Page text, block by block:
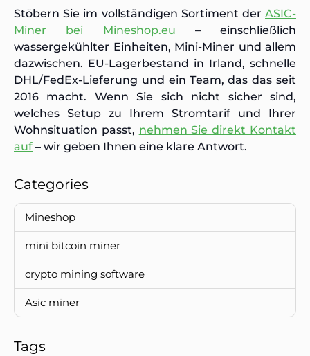
Stöbern Sie im vollständigen Sortiment der ASIC-
Miner bei Mineshop.eu – einschließlich
wassergekühlter Einheiten, Mini-Miner und allem
dazwischen. EU-Lagerbestand in Irland, schnelle
DHL/FedEx-Lieferung und ein Team, das das seit
2016 macht. Wenn Sie sich nicht sicher sind,
welches Setup zu Ihrem Stromtarif und Ihrer
Wohnsituation passt, nehmen Sie direkt Kontakt
auf – wir geben Ihnen eine klare Antwort.
Categories
Mineshop
mini bitcoin miner
crypto mining software
Asic miner
Tags